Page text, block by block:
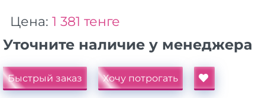
Цена: 1 381 тенге
Уточните наличие у менеджера
Быстрый заказ Хочу потрогать